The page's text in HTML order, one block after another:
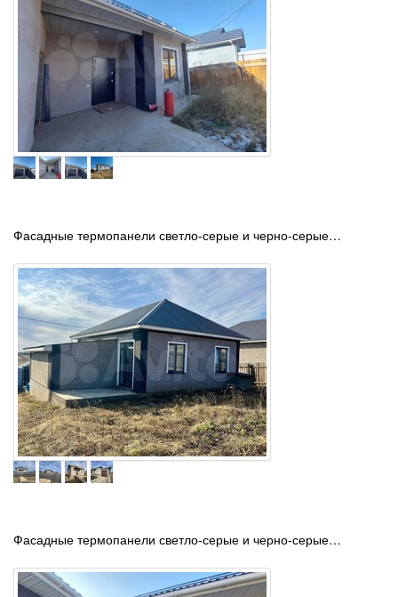
Фасадные термопанели светло-серые и черно-серые…
Фасадные термопанели светло-серые и черно-серые…